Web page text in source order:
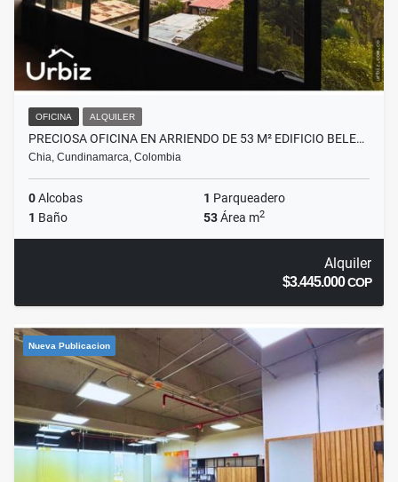
OFICINA ALQUILER
PRECIOSA OFICINA EN ARRIENDO DE 53 M² EDIFICIO BELE…
Chia, Cundinamarca, Colombia
0Alcobas 1 Parqueadero
1 Baño 53Área m2
Alquiler
$3.445.000COP
Nueva Publicacion